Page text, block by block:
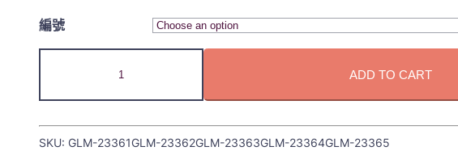
編號
ADD TO CART
SKU: GLM-23361GLM-23362GLM-23363GLM-23364GLM-23365